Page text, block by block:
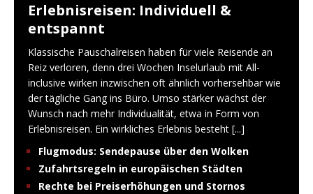
Erlebnisreisen: Individuell &
entspannt
Klassische Pauschalreisen haben für viele Reisende an
Reiz verloren, denn drei Wochen Inselurlaub mit All-
inclusive wirken inzwischen oft ähnlich vorhersehbar wie
der tägliche Gang ins Büro. Umso stärker wächst der
Wunsch nach mehr Individualität, etwa in Form von
Erlebnisreisen. Ein wirkliches Erlebnis besteht [...]
Flugmodus: Sendepause über den Wolken
Zufahrtsregeln in europäischen Städten
Rechte bei Preiserhöhungen und Stornos